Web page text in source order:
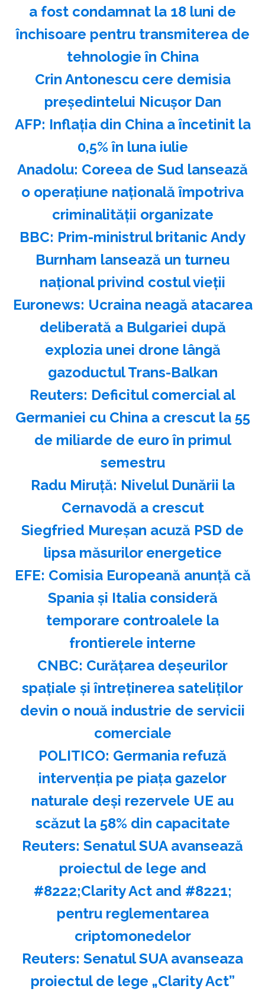
a fost condamnat la 18 luni de
închisoare pentru transmiterea de
tehnologie în China
Crin Antonescu cere demisia
preşedintelui Nicuşor Dan
AFP: Inflaţia din China a încetinit la
0,5% în luna iulie
Anadolu: Coreea de Sud lansează
o operaţiune naţională împotriva
criminalităţii organizate
BBC: Prim-ministrul britanic Andy
Burnham lansează un turneu
naţional privind costul vieţii
Euronews: Ucraina neagă atacarea
deliberată a Bulgariei după
explozia unei drone lângă
gazoductul Trans-Balkan
Reuters: Deficitul comercial al
Germaniei cu China a crescut la 55
de miliarde de euro în primul
semestru
Radu Miruţă: Nivelul Dunării la
Cernavodă a crescut
Siegfried Mureşan acuză PSD de
lipsa măsurilor energetice
EFE: Comisia Europeană anunţă că
Spania şi Italia consideră
temporare controalele la
frontierele interne
CNBC: Curăţarea deşeurilor
spaţiale şi întreţinerea sateliţilor
devin o nouă industrie de servicii
comerciale
POLITICO: Germania refuză
intervenţia pe piaţa gazelor
naturale deşi rezervele UE au
scăzut la 58% din capacitate
Reuters: Senatul SUA avansează
proiectul de lege and
#8222;Clarity Act and #8221;
pentru reglementarea
criptomonedelor
Reuters: Senatul SUA avanseaza
proiectul de lege „Clarity Act”